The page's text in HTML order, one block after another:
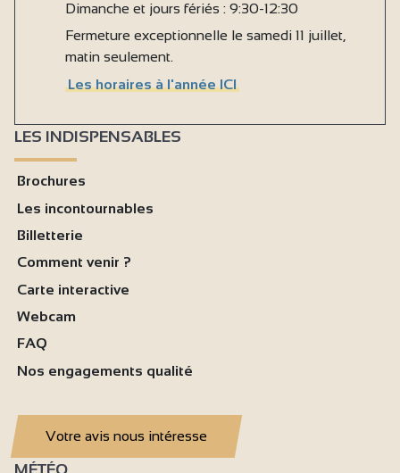
Dimanche et jours fériés : 9:30-12:30
Fermeture exceptionnelle le samedi 11 juillet,
matin seulement.
Les horaires à l'année ICI
LES INDISPENSABLES
Brochures
Les incontournables
Billetterie
Comment venir ?
Carte interactive
Webcam
FAQ
Nos engagements qualité
Votre avis nous intéresse
MÉTÉO